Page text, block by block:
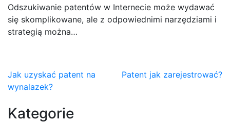
Odszukiwanie patentów w Internecie może wydawać
się skomplikowane, ale z odpowiednimi narzędziami i
strategią można…
Nawigacja
wpisu
Jak uzyskać patent na
wynalazek?
Patent jak zarejestrować?
Kategorie